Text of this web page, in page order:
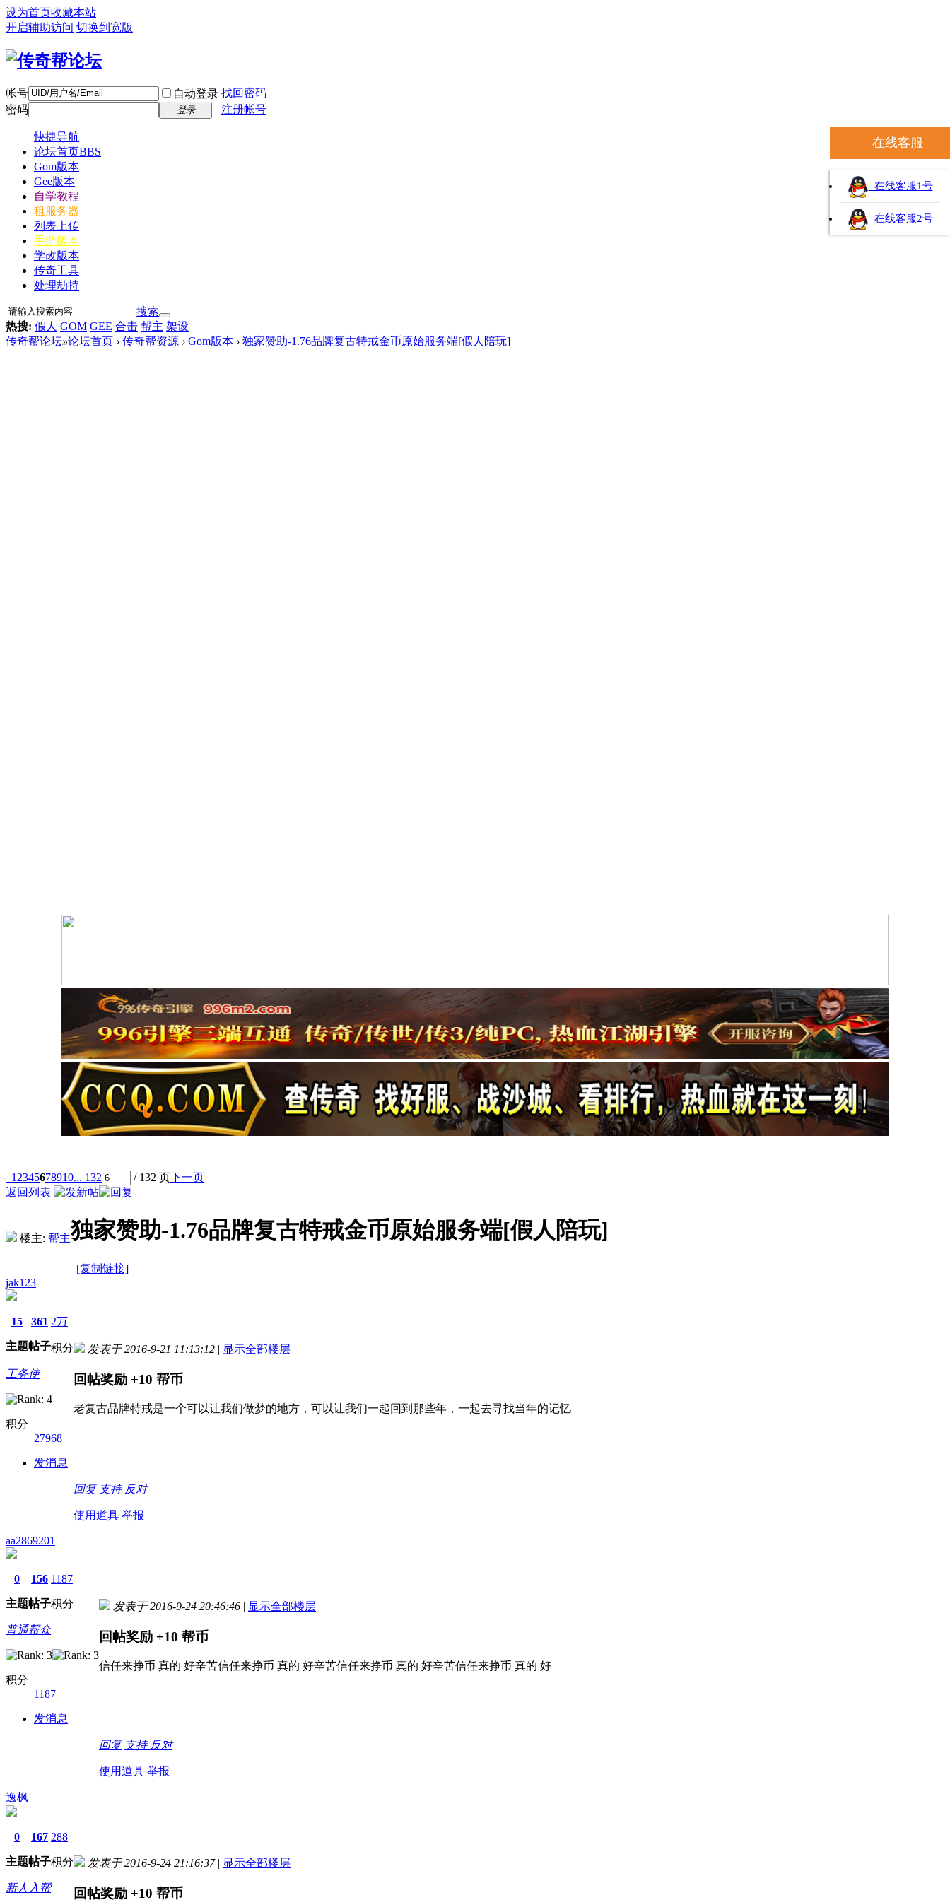
设为首页收藏本站
开启辅助访问 切换到宽版
帐号 自动登录 找回密码
密码
登录 注册帐号
快捷导航
论坛首页BBS
Gom版本
Gee版本
自学教程
租服务器
列表上传
手游版本
学改版本
传奇工具
处理劫持
搜索
热搜: 假人 GOM GEE 合击 帮主 架设
传奇帮论坛»论坛首页 › 传奇帮资源 › Gom版本 › 独家赞助-1.76品牌复古特戒金币原始服务端[假人陪玩]
在线客服
在线客服1号
在线客服2号
1 2345678910... 132 / 132 页下一页
返回列表
楼主: 帮主独家赞助-1.76品牌复古特戒金币原始服务端[假人陪玩]
[复制链接]
jak123
15
主题
361
帖子
2万
积分
工务使
积分
27968
发消息
发表于 2016-9-21 11:13:12 | 显示全部楼层
回帖奖励 +10 帮币
老复古品牌特戒是一个可以让我们做梦的地方，可以让我们一起回到那些年，一起去寻找当年的记忆
回复 支持 反对
使用道具 举报
aa2869201
0
主题
156
帖子
1187
积分
普通帮众
积分
1187
发消息
发表于 2016-9-24 20:46:46 | 显示全部楼层
回帖奖励 +10 帮币
信任来挣币 真的 好辛苦信任来挣币 真的 好辛苦信任来挣币 真的 好辛苦信任来挣币 真的 好
回复 支持 反对
使用道具 举报
逸枫
0
主题
167
帖子
288
积分
新人入帮
发表于 2016-9-24 21:16:37 | 显示全部楼层
回帖奖励 +10 帮币